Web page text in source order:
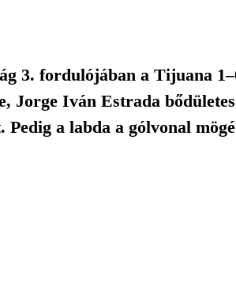
3. fordulójában a Tijuana
Jorge Iván Estrada
a labda a gólvonal